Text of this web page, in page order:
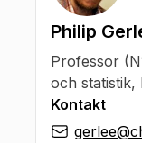
Philip
Professor
och statistik,
Kontakt